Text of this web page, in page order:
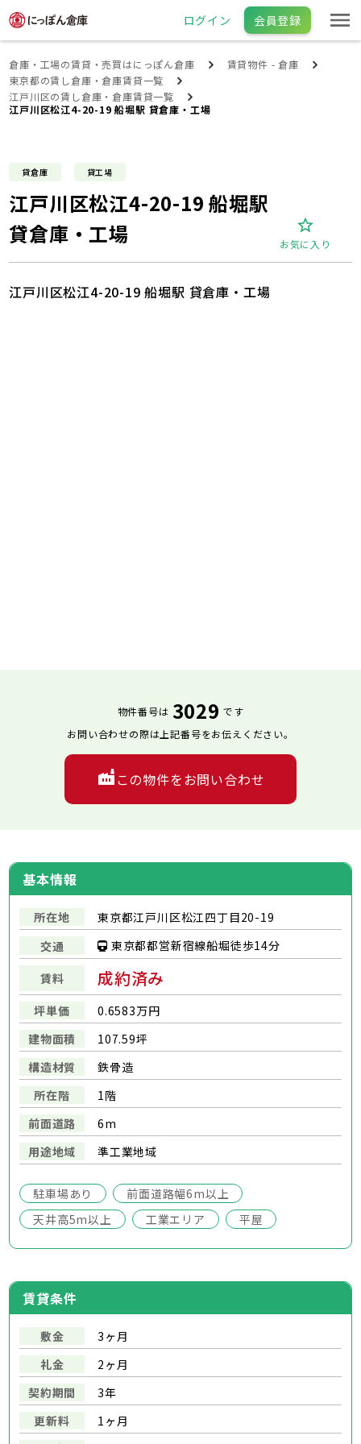
ログイン 会員登録
倉庫・工場の賃貸・売買はにっぽん倉庫
賃貸物件 - 倉庫
東京都の賃し倉庫・倉庫賃貸一覧
江戸川区の賃し倉庫・倉庫賃貸一覧
江戸川区松江4-20-19 船堀駅 貸倉庫・工場
貸倉庫 貸工場
江戸川区松江4-20-19 船堀駅
貸倉庫・工場
お気に入り
基本情報
所在地
東京都江戸川区松江四丁目20-19
交通
東京都都営新宿線船堀徒歩14分
賃料 成約済み
坪単価
0.6583万円
建物面積
107.59坪
構造材質
鉄骨造
所在階
1階
前面道路
6m
用途地域
準工業地域
駐車場あり
前面道路幅6m以上
天井高5m以上
工業エリア 平屋
江戸川区松江4-20-19 船堀駅 貸倉庫・工場
物件番号は 3029 です
お問い合わせの際は上記番号をお伝えください。
この物件をお問い合わせ
賃貸条件
敷金
3ヶ月
礼金
2ヶ月
契約期間
3年
更新料
1ヶ月